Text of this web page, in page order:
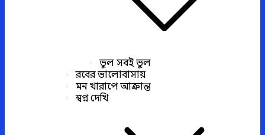
ভুল সবই ভুল
রবের ভালোবাসায়
মন খারাপে আক্রান্ত
স্বপ্ন দেখি